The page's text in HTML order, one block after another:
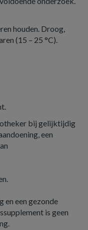
houden. Droog,
(15 – 25 °C).
bij gelijktijdig
een
en een gezonde
is geen